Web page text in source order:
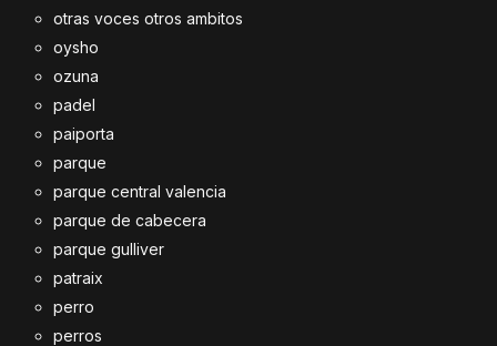
otras voces otros ambitos
oysho
ozuna
padel
paiporta
parque
parque central valencia
parque de cabecera
parque gulliver
patraix
perro
perros